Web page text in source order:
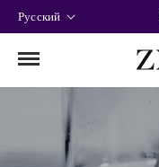
Русский